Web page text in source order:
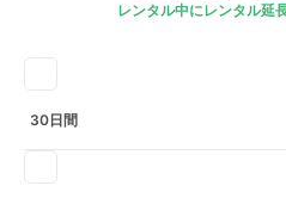
レンタル中にレンタル延
30日間